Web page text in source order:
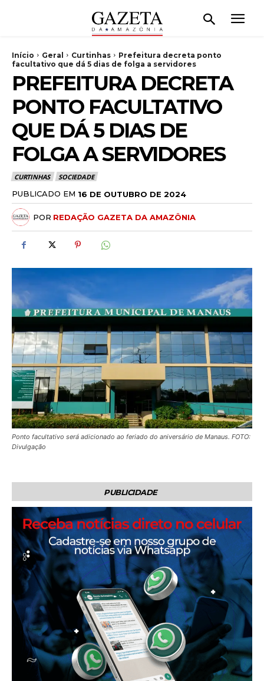
Início Geral Curtinhas
Prefeitura decreta ponto
facultativo que dá 5 dias de folga a servidores
PREFEITURA DECRETA
PONTO FACULTATIVO
QUE DÁ 5 DIAS DE
FOLGA A SERVIDORES
CURTINHAS SOCIEDADE
PUBLICADO EM 16 DE OUTUBRO DE 2024
POR REDAÇÃO GAZETA DA AMAZÔNIA
Ponto facultativo será adicionado ao feriado do aniversário de Manaus. FOTO:
Divulgação
PUBLICIDADE